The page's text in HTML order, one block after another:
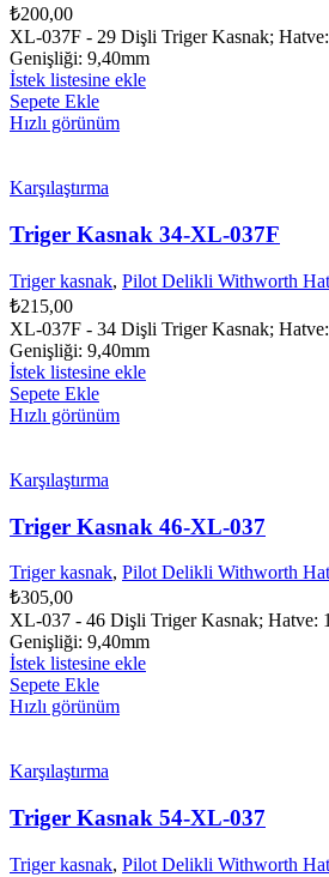
₺200,00
XL-037F - 29 Dişli Triger Kasnak;
Genişliği: 9,40mm
İstek listesine ekle
Sepete Ekle
Hızlı görünüm
Karşılaştırma
Triger Kasnak 34-XL-037F
Triger kasnak, Pilot Delikli Withworth
₺215,00
XL-037F - 34 Dişli Triger Kasnak;
Genişliği: 9,40mm
İstek listesine ekle
Sepete Ekle
Hızlı görünüm
Karşılaştırma
Triger Kasnak 46-XL-037
Triger kasnak, Pilot Delikli Withworth
₺305,00
XL-037 - 46 Dişli Triger Kasnak; Hatve:
Genişliği: 9,40mm
İstek listesine ekle
Sepete Ekle
Hızlı görünüm
Karşılaştırma
Triger Kasnak 54-XL-037
Triger kasnak, Pilot Delikli Withworth